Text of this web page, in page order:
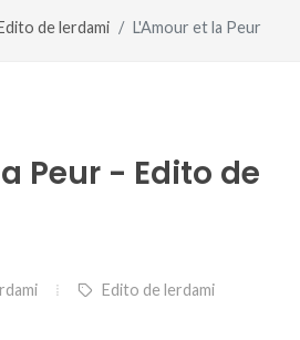
de lerdami L'Amour et la Peur
Peur - Edito de
Edito de lerdami